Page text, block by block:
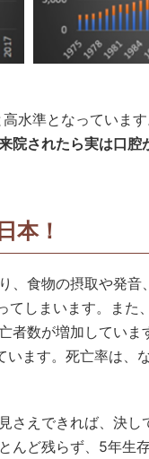
水準となっています
院されたら実は口腔
本！
、食物の摂取や発
しまいます。また
者数が増加してい
ます。死亡率は、
さえできれば、決
んど残らず、5年生